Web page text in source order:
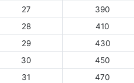
27
390
28
410
29
430
30
450
31
470